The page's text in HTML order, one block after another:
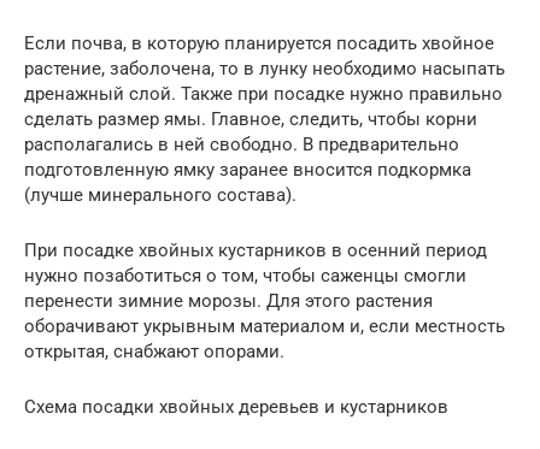
Если почва, в которую планируется посадить хвойное
растение, заболочена, то в лунку необходимо насыпать
дренажный слой. Также при посадке нужно правильно
сделать размер ямы. Главное, следить, чтобы корни
располагались в ней свободно. В предварительно
подготовленную ямку заранее вносится подкормка
(лучше минерального состава).
При посадке хвойных кустарников в осенний период
нужно позаботиться о том, чтобы саженцы смогли
перенести зимние морозы. Для этого растения
оборачивают укрывным материалом и, если местность
открытая, снабжают опорами.
Схема посадки хвойных деревьев и кустарников